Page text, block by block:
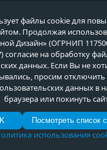
Документы
Фото
Гарантии и
Двери в дом
Парадные
Двери в
файлы cookie для
Продолжая
Дизайн» (ОГРНИП
согласие на обработку
данных. Если Вы не
просим
данных в
браузера или покинуть
Посмотреть список
использования